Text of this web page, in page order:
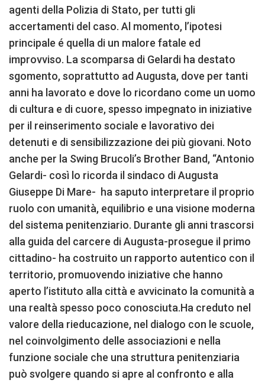
agenti della Polizia di Stato, per tutti gli
accertamenti del caso. Al momento, l’ipotesi
principale é quella di un malore fatale ed
improvviso. La scomparsa di Gelardi ha destato
sgomento, soprattutto ad Augusta, dove per tanti
anni ha lavorato e dove lo ricordano come un uomo
di cultura e di cuore, spesso impegnato in iniziative
per il reinserimento sociale e lavorativo dei
detenuti e di sensibilizzazione dei più giovani. Noto
anche per la Swing Brucoli’s Brother Band, “Antonio
Gelardi- così lo ricorda il sindaco di Augusta
Giuseppe Di Mare- ha saputo interpretare il proprio
ruolo con umanità, equilibrio e una visione moderna
del sistema penitenziario. Durante gli anni trascorsi
alla guida del carcere di Augusta-prosegue il primo
cittadino- ha costruito un rapporto autentico con il
territorio, promuovendo iniziative che hanno
aperto l’istituto alla città e avvicinato la comunità a
una realtà spesso poco conosciuta.Ha creduto nel
valore della rieducazione, nel dialogo con le scuole,
nel coinvolgimento delle associazioni e nella
funzione sociale che una struttura penitenziaria
può svolgere quando si apre al confronto e alla